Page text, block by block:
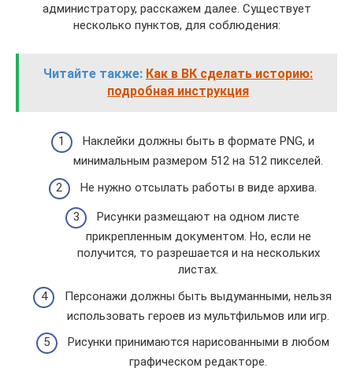
администратору, расскажем далее. Существует
несколько пунктов, для соблюдения:
Читайте также: Как в ВК сделать историю:
подробная инструкция
Наклейки должны быть в формате PNG, и
минимальным размером 512 на 512 пикселей.
Не нужно отсылать работы в виде архива.
Рисунки размещают на одном листе
прикрепленным документом. Но, если не
получится, то разрешается и на нескольких
листах.
Персонажи должны быть выдуманными, нельзя
использовать героев из мультфильмов или игр.
Рисунки принимаются нарисованными в любом
графическом редакторе.